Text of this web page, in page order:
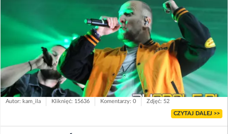
Autor: kam_ila Kliknięć: 15636 Komentarzy: 0 Zdjęć: 52
CZYTAJ DALEJ >>